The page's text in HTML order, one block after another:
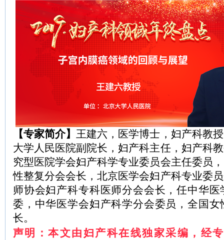
【专家简介】王建六，医学博士，妇产科教
大学人民医院副院长，妇产科主任，妇产科
究型医院学会妇产科学专业委员会主任委员
性整复分会会长，北京医学会妇产科专业委
师协会妇产科专科医师分会会长，任中华
委，中华医学会妇产科学分会委员，全国
长。
声明：本文由妇产科在线独家采编，经